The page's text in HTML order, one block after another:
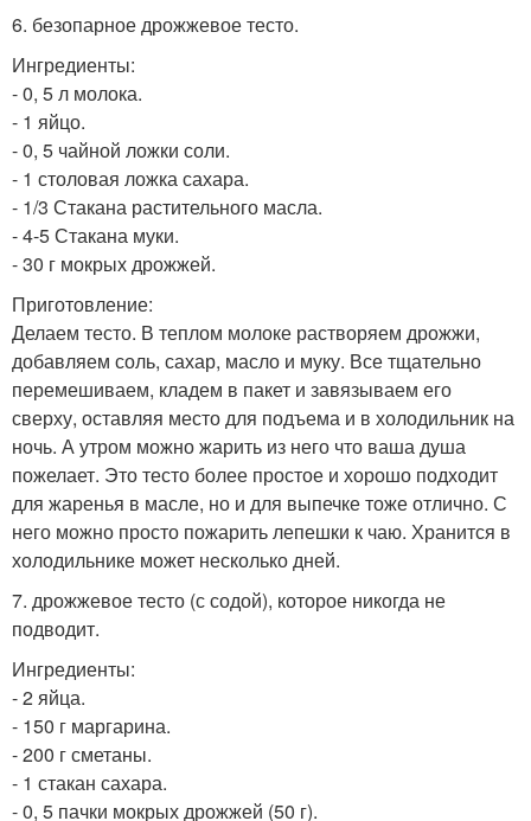
6. безопарное дрожжевое тесто.
Ингредиенты:
- 0, 5 л молока.
- 1 яйцо.
- 0, 5 чайной ложки соли.
- 1 столовая ложка сахара.
- 1/3 Стакана растительного масла.
- 4-5 Стакана муки.
- 30 г мокрых дрожжей.
Приготовление:
Делаем тесто. В теплом молоке растворяем дрожжи,
добавляем соль, сахар, масло и муку. Все тщательно
перемешиваем, кладем в пакет и завязываем его
сверху, оставляя место для подъема и в холодильник на
ночь. А утром можно жарить из него что ваша душа
пожелает. Это тесто более простое и хорошо подходит
для жаренья в масле, но и для выпечке тоже отлично. С
него можно просто пожарить лепешки к чаю. Хранится в
холодильнике может несколько дней.
7. дрожжевое тесто (с содой), которое никогда не
подводит.
Ингредиенты:
- 2 яйца.
- 150 г маргарина.
- 200 г сметаны.
- 1 стакан сахара.
- 0, 5 пачки мокрых дрожжей (50 г).